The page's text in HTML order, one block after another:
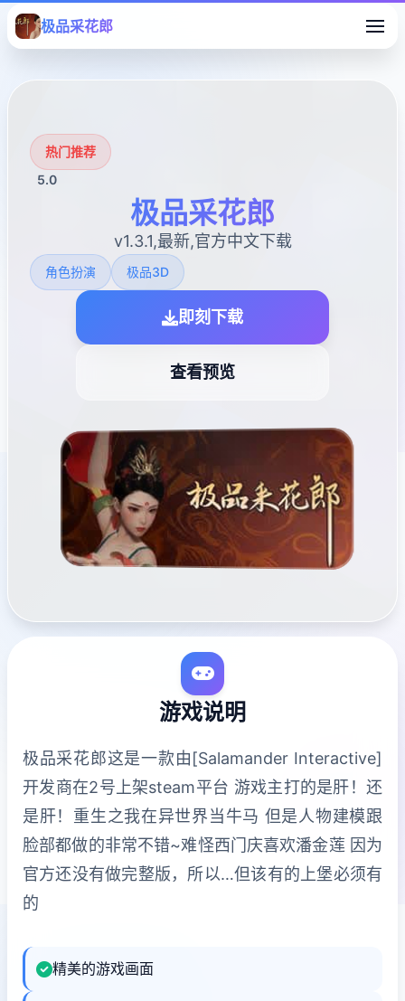
极品采花郎
热门推荐
5.0
极品采花郎
v1.3.1,最新,官方中文下载
角色扮演 极品3D
即刻下载
查看预览
游戏说明
极品采花郎这是一款由[Salamander Interactive]
开发商在2号上架steam平台 游戏主打的是肝！还
是肝！重生之我在异世界当牛马 但是人物建模跟
脸部都做的非常不错~难怪西门庆喜欢潘金莲 因为
官方还没有做完整版，所以…但该有的上堡必须有
的
精美的游戏画面